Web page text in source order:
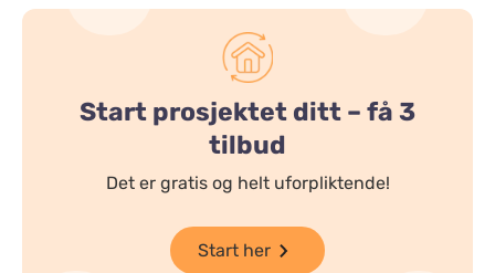
Start prosjektet ditt – få 3
tilbud
Det er gratis og helt uforpliktende!
Start her